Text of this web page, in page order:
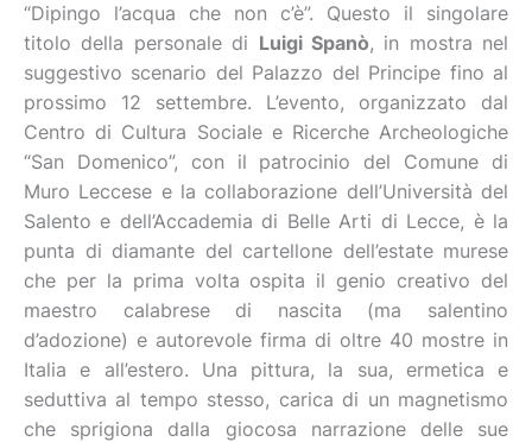
“Dipingo l’acqua che non c’è”. Questo il singolare
titolo della personale di Luigi Spanò, in mostra nel
suggestivo scenario del Palazzo del Principe fino al
prossimo 12 settembre. L’evento, organizzato dal
Centro di Cultura Sociale e Ricerche Archeologiche
“San Domenico”, con il patrocinio del Comune di
Muro Leccese e la collaborazione dell’Università del
Salento e dell’Accademia di Belle Arti di Lecce, è la
punta di diamante del cartellone dell’estate murese
che per la prima volta ospita il genio creativo del
maestro calabrese di nascita (ma salentino
d’adozione) e autorevole firma di oltre 40 mostre in
Italia e all’estero. Una pittura, la sua, ermetica e
seduttiva al tempo stesso, carica di un magnetismo
che sprigiona dalla giocosa narrazione delle sue